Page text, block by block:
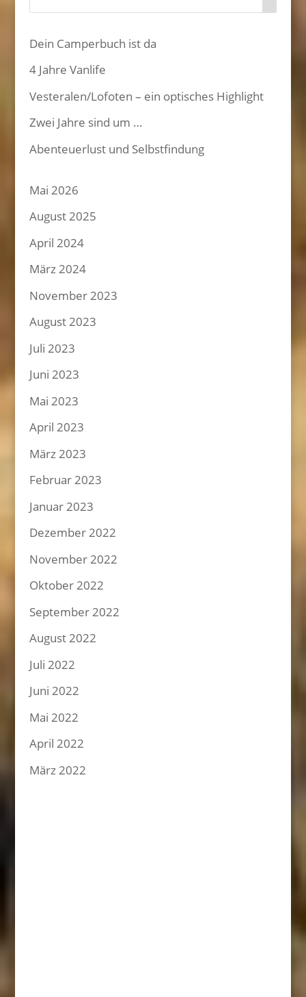
Dein Camperbuch ist da
4 Jahre Vanlife
Vesteralen/Lofoten – ein optisches Highlight
Zwei Jahre sind um …
Abenteuerlust und Selbstfindung
Mai 2026
August 2025
April 2024
März 2024
November 2023
August 2023
Juli 2023
Juni 2023
Mai 2023
April 2023
März 2023
Februar 2023
Januar 2023
Dezember 2022
November 2022
Oktober 2022
September 2022
August 2022
Juli 2022
Juni 2022
Mai 2022
April 2022
März 2022